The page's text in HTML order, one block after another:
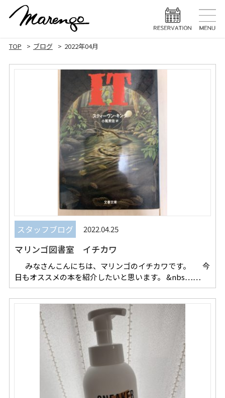
MENU メニュー
HAIR STYLE
HAIR CARE
HEAD SPA
EYELASH
STAFF
BLOG
RECRUIT 採用情報
お電話でご予約
TOP ブログ 2022年04月
スタッフブログ 2022.04.25
マリンゴ図書室 イチカワ
みなさんこんにちは、マリンゴのイチカワです。 今
日もオススメの本を紹介したいと思います。 &nbs……